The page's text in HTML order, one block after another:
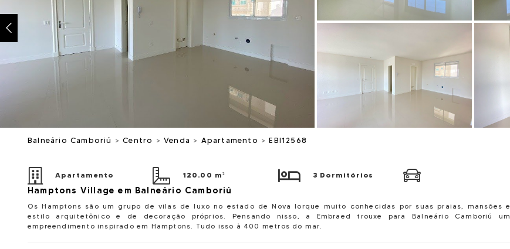
Balneário Camboriú >Centro >Venda > Apartamento >EBI12568
Apartamento 120.00 m² 3 Dormitórios
Hamptons Village em Balneário Camboriú
Os Hamptons são um grupo de vilas de luxo no estado de Nova Iorque muito conhecidas por suas praias, mansões e
estilo arquitetônico e de decoração próprios. Pensando nisso, a Embraed trouxe para Balneário Camboriú um
empreendimento inspirado em Hamptons. Tudo isso à 400 metros do mar.